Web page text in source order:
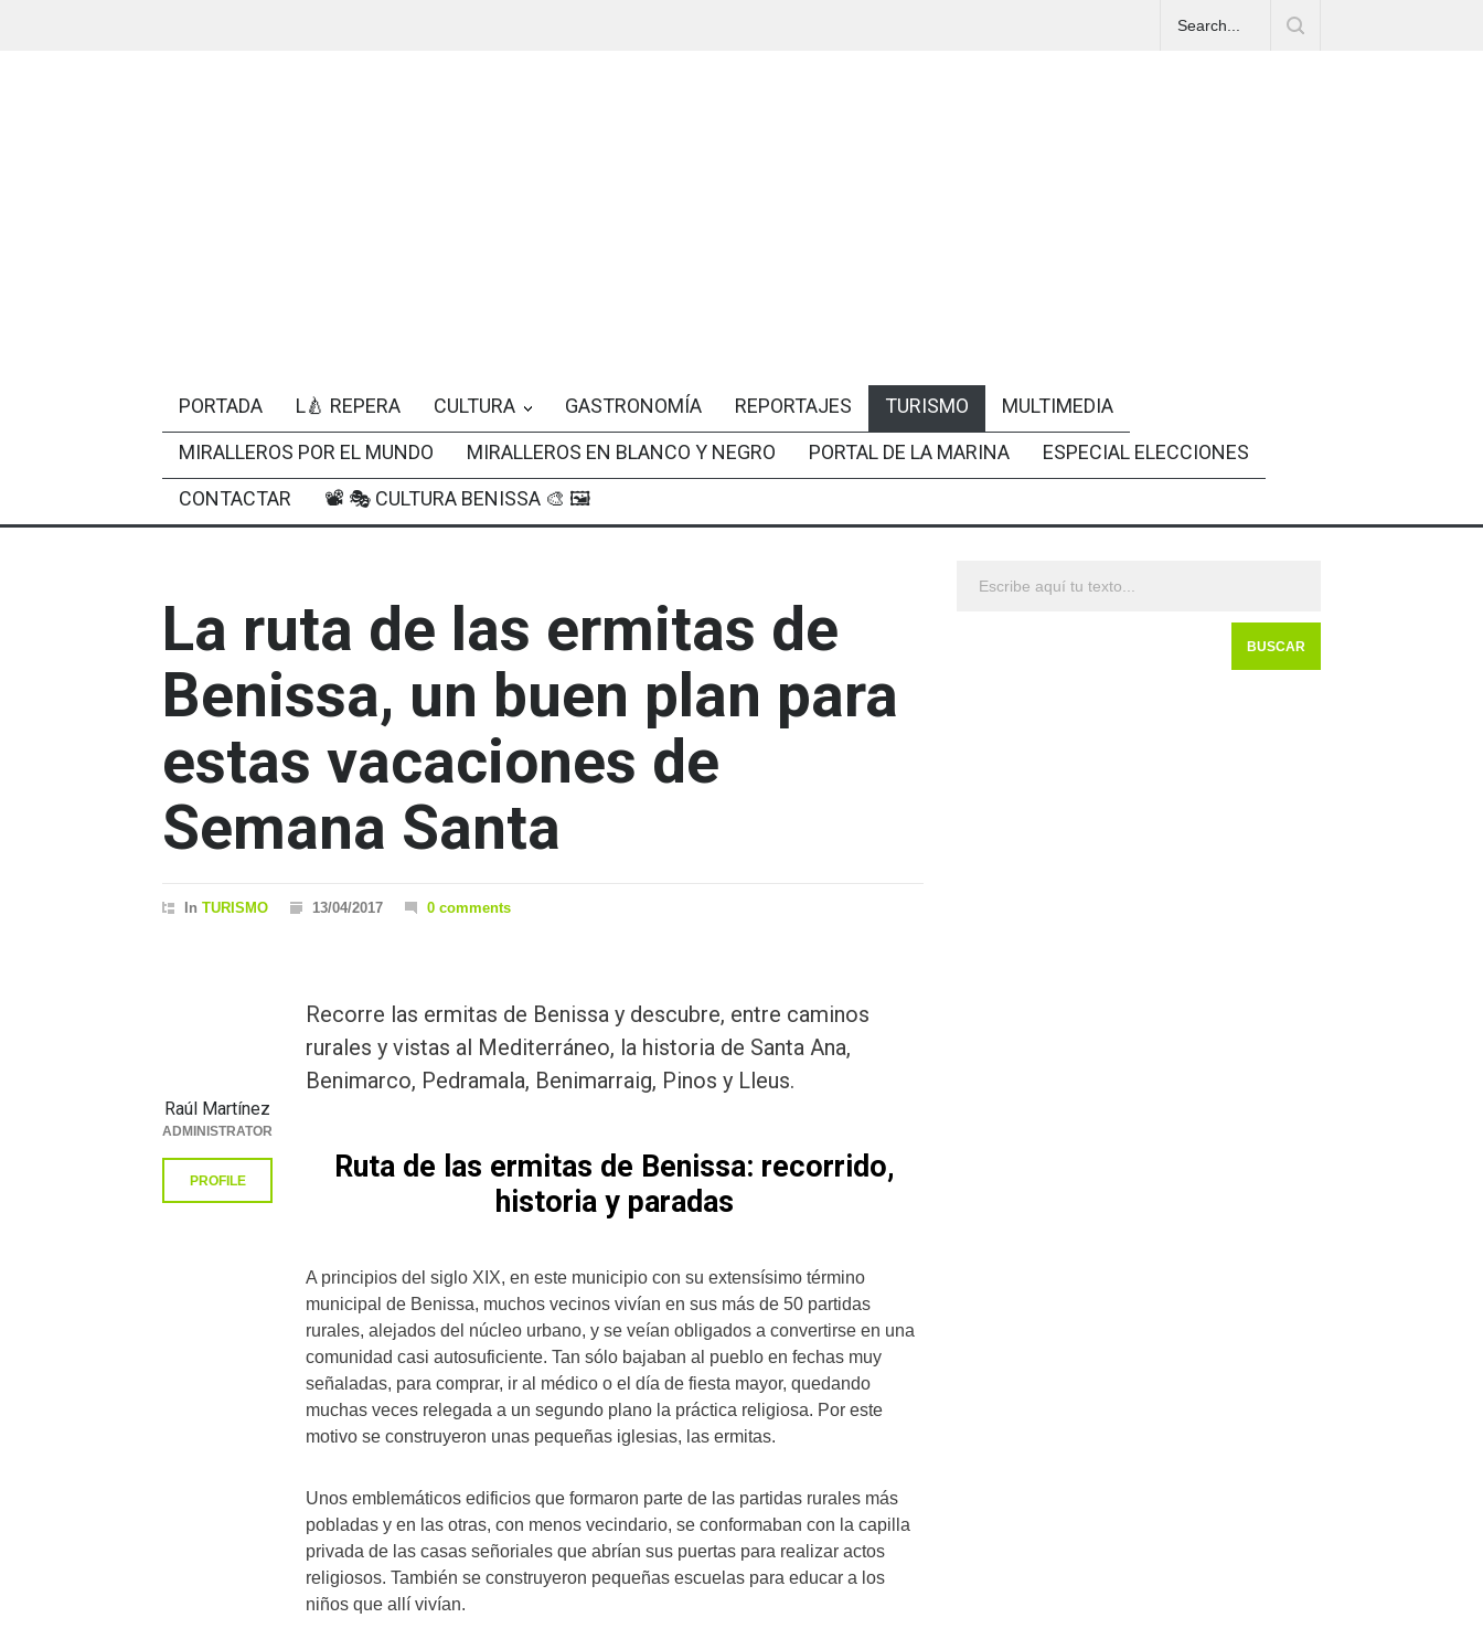
PORTADA L🍐 REPERA CULTURA GASTRONOMÍA REPORTAJES TURISMO
MULTIMEDIA
MIRALLEROS POR EL MUNDO
MIRALLEROS EN BLANCO Y NEGRO PORTAL DE LA MARINA
ESPECIAL ELECCIONES
CONTACTAR
📽 🎭 CULTURA BENISSA 🎨 🖼
La ruta de las ermitas de
Benissa, un buen plan para
estas vacaciones de
Semana Santa
In TURISMO 13/04/2017 0 comments
Recorre las ermitas de Benissa y descubre, entre caminos
rurales y vistas al Mediterráneo, la historia de Santa Ana,
Benimarco, Pedramala, Benimarraig, Pinos y Lleus.
Ruta de las ermitas de Benissa: recorrido,
historia y paradas
A principios del siglo XIX, en este municipio con su extensísimo término
municipal de Benissa, muchos vecinos vivían en sus más de 50 partidas
rurales, alejados del núcleo urbano, y se veían obligados a convertirse en una
comunidad casi autosuficiente. Tan sólo bajaban al pueblo en fechas muy
señaladas, para comprar, ir al médico o el día de fiesta mayor, quedando
muchas veces relegada a un segundo plano la práctica religiosa. Por este
motivo se construyeron unas pequeñas iglesias, las ermitas.
Unos emblemáticos edificios que formaron parte de las partidas rurales más
pobladas y en las otras, con menos vecindario, se conformaban con la capilla
privada de las casas señoriales que abrían sus puertas para realizar actos
religiosos. También se construyeron pequeñas escuelas para educar a los
niños que allí vivían.
Raúl Martínez
ADMINISTRATOR
PROFILE